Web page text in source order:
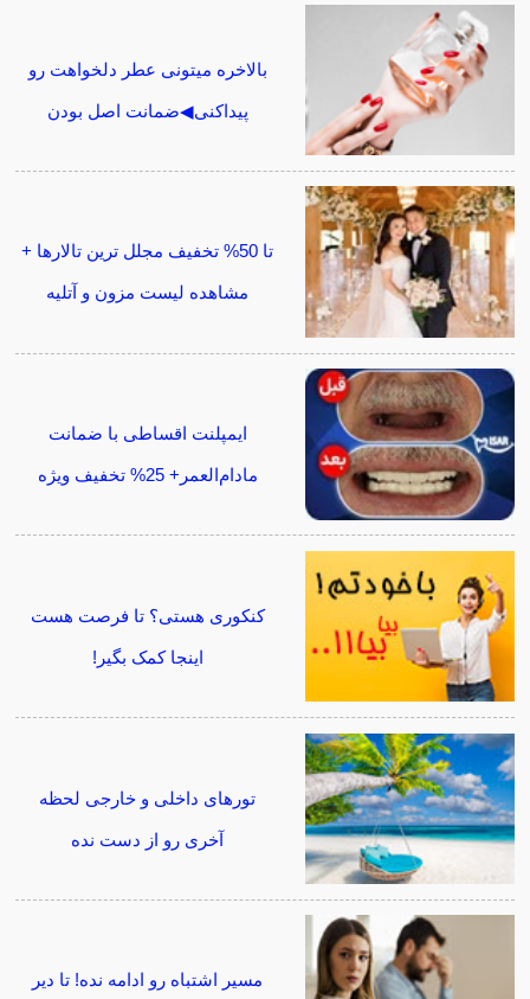
بالاخره میتونی عطر دلخواهت رو
پیداکنی◀ضمانت اصل بودن
تا 50% تخفیف مجلل ترین تالارها +
مشاهده لیست مزون و آتلیه
ایمپلنت اقساطی با ضمانت
مادام‌العمر+ 25% تخفیف ویژه
کنکوری هستی؟ تا فرصت هست
اینجا کمک بگیر!
تورهای داخلی و خارجی لحظه
آخری رو از دست نده
مسیر اشتباه رو ادامه نده! تا دیر